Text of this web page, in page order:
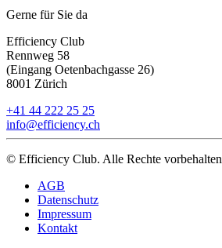
Gerne für Sie da
Efficiency Club
Rennweg 58
(Eingang Oetenbachgasse 26)
8001 Zürich
+41 44 222 25 25
info@efficiency.ch
© Efficiency Club. Alle Rechte vorbehalten
AGB
Datenschutz
Impressum
Kontakt